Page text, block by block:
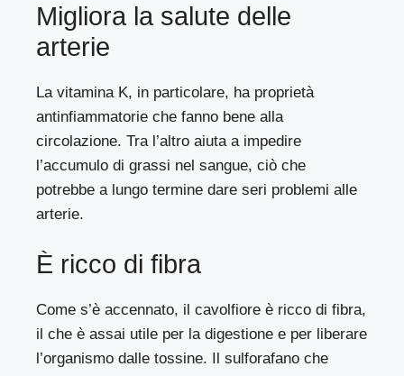
Migliora la salute delle
arterie
La vitamina K, in particolare, ha proprietà
antinfiammatorie che fanno bene alla
circolazione. Tra l’altro aiuta a impedire
l’accumulo di grassi nel sangue, ciò che
potrebbe a lungo termine dare seri problemi alle
arterie.
È ricco di fibra
Come s’è accennato, il cavolfiore è ricco di fibra,
il che è assai utile per la digestione e per liberare
l’organismo dalle tossine. Il sulforafano che